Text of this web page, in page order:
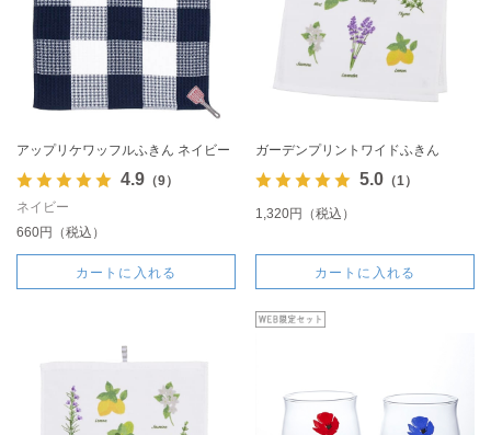
アップリケワッフルふきん ネイビー
4.9（9）
ネイビー
660円（税込）
カートに入れる
ガーデンプリントワイドふきん
5.0（1）
1,320円（税込）
カートに入れる